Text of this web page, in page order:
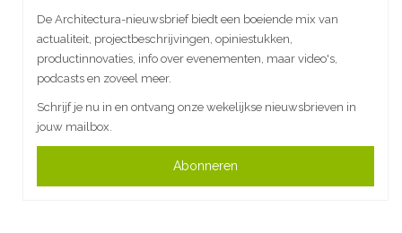
De Architectura-nieuwsbrief biedt een boeiende mix van
actualiteit, projectbeschrijvingen, opiniestukken,
productinnovaties, info over evenementen, maar video's,
podcasts en zoveel meer.
Schrijf je nu in en ontvang onze wekelijkse nieuwsbrieven in
jouw mailbox.
Abonneren